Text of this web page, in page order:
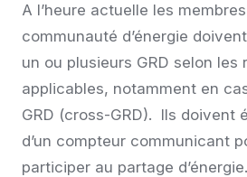
A l’heure actuelle les membres
communauté d’énergie
un ou plusieurs GRD selon les
applicables, notamment en
GRD (cross-GRD). Ils doivent
d’un compteur communicant
participer au partage d’énergie.